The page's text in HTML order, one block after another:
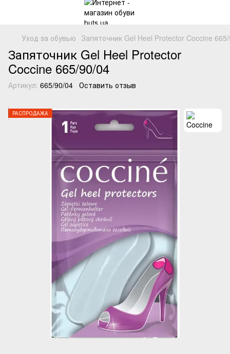
Уход за обувью Запяточник Gel Heel Protector Coccine
Запяточник Gel Heel Protector
Coccine 665/90/04
Артикул: 665/90/04 Оставить отзыв
РАСПРОДАЖА